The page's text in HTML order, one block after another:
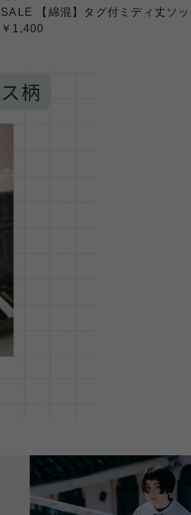
SALE 【綿混】タグ付ミディ丈ソ
￥1,400